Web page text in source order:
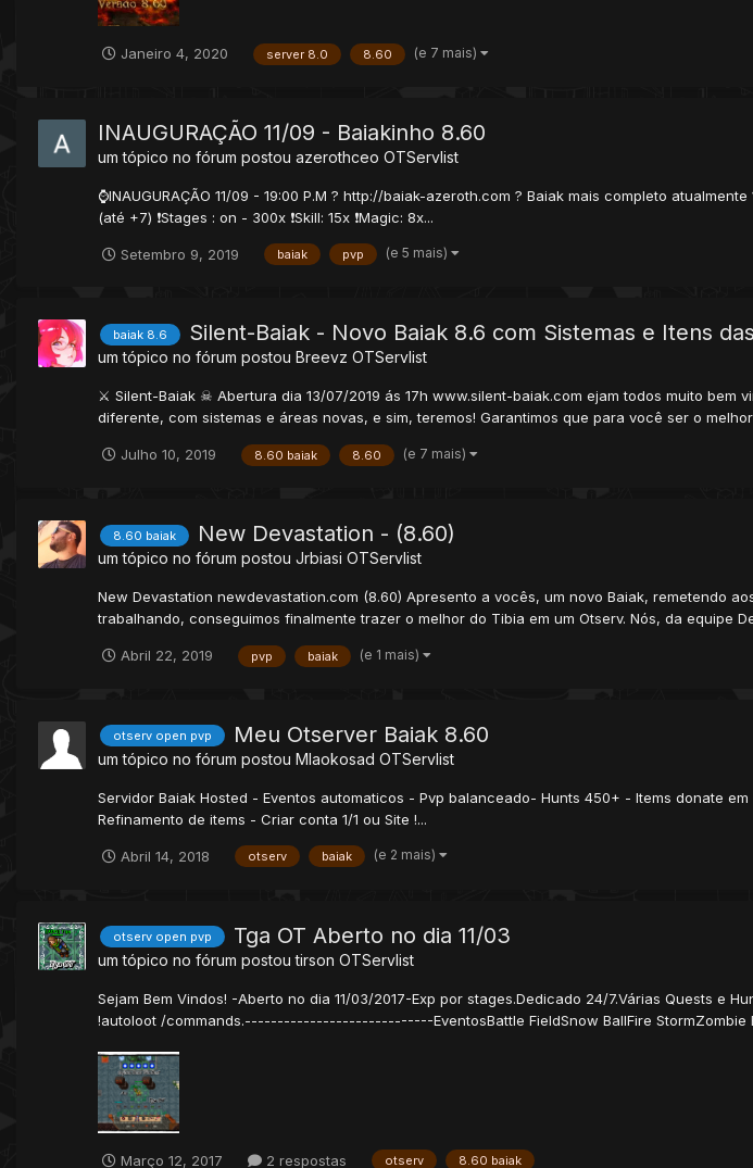
Janeiro 4, 2020 server 8.0 8.60 (e 7 mais)
INAUGURAÇÃO 11/09 - Baiakinho 8.60
um tópico no fórum postou azerothceo OTServlist
⌚️INAUGURAÇÃO 11/09 - 19:00 P.M ? http://baiak-azeroth.com ? Baiak mais completo
(até +7) ❗️Stages : on - 300x ❗️Skill: 15x ❗️Magic: 8x...
Setembro 9, 2019 baiak pvp (e 5 mais)
baiak 8.6 Silent-Baiak - Novo Baiak 8.6 com Sistemas e Itens
um tópico no fórum postou Breevz OTServlist
⚔ Silent-Baiak ☠ Abertura dia 13/07/2019 ás 17h www.silent-baiak.com ejam todos muito bem
diferente, com sistemas e áreas novas, e sim, teremos! Garantimos que para você ser o melhor
Julho 10, 2019 8.60 baiak 8.60 (e 7 mais)
8.60 baiak New Devastation - (8.60)
um tópico no fórum postou Jrbiasi OTServlist
New Devastation newdevastation.com (8.60) Apresento a vocês, um novo Baiak, remetendo
trabalhando, conseguimos finalmente trazer o melhor do Tibia em um Otserv. Nós, da equipe
Abril 22, 2019 pvp baiak (e 1 mais)
otserv open pvp Meu Otserver Baiak 8.60
um tópico no fórum postou Mlaokosad OTServlist
Servidor Baiak Hosted - Eventos automaticos - Pvp balanceado- Hunts 450+ - Items donate
Refinamento de items - Criar conta 1/1 ou Site !...
Abril 14, 2018 otserv baiak (e 2 mais)
otserv open pvp Tga OT Aberto no dia 11/03
um tópico no fórum postoutirson OTServlist
Sejam Bem Vindos! -Aberto no dia 11/03/2017-Exp por stages.Dedicado 24/7.Várias Quests e
!autoloot /commands.-----------------------------EventosBattle FieldSnow BallFire StormZombie
Março 12, 2017 2 respostas otserv 8.60 baiak